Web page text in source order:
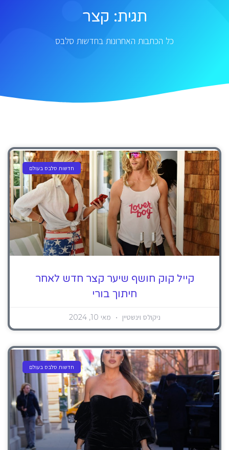
תגית: קצר
כל הכתבות האחרונות בחדשות סלבס
חדשות סלבס בעולם
קייל קוק חושף שיער קצר חדש לאחר
חיתוך בורי
ניקולס וינשטיין מאי 10, 2024
חדשות סלבס בעולם